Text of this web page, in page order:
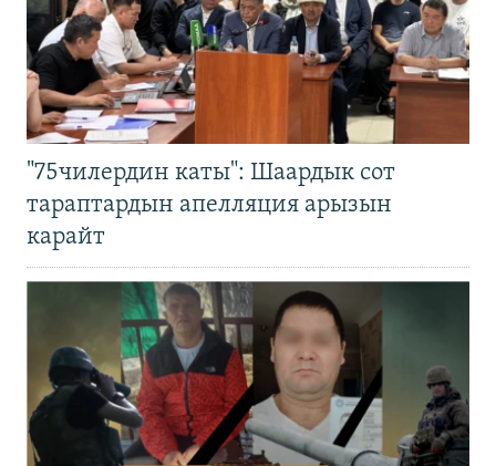
"75чилердин каты": Шаардык сот
тараптардын апелляция арызын
карайт